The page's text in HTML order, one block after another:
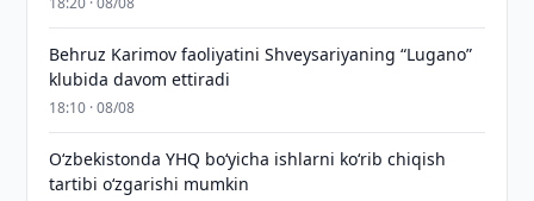
Behruz Karimov faoliyatini Shveysariyaning “Lugano”
klubida davom ettiradi
18:10 · 08/08
O‘zbekistonda YHQ bo‘yicha ishlarni ko‘rib chiqish
tartibi o‘zgarishi mumkin